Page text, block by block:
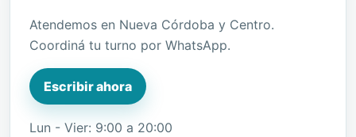
Atendemos en Nueva Córdoba y Centro.
Coordiná tu turno por WhatsApp.
Escribir ahora
Lun - Vier: 9:00 a 20:00